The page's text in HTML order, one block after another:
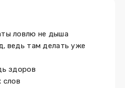
ловлю не дыша
ведь там делать уже
здоров
слов